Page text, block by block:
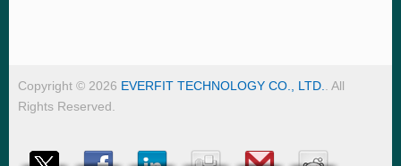
Copyright © 2026 EVERFIT TECHNOLOGY CO., LTD.. All
Rights Reserved.